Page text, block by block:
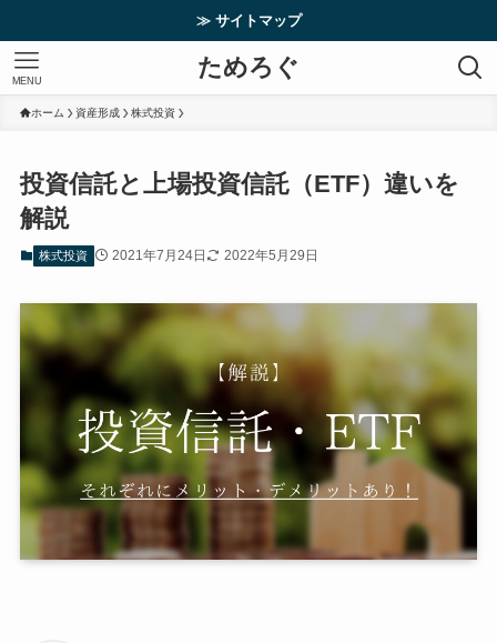
≫ サイトマップ
ためろぐ
MENU
ホーム 資産形成 株式投資
投資信託と上場投資信託（ETF）違いを
解説
株式投資 2021年7月24日 2022年5月29日